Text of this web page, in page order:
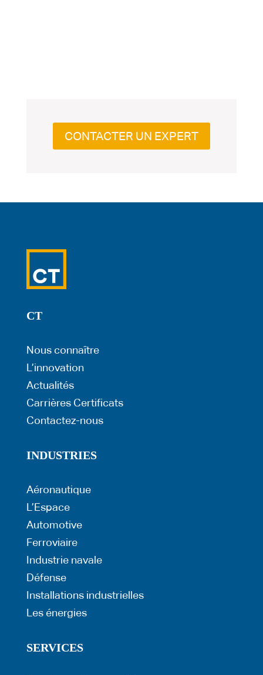
CONTACTER UN EXPERT
CT
Nous connaître
L’innovation
Actualités
CarrièresCertificats
Contactez-nous
INDUSTRIES
Aéronautique
L’Espace
Automotive
Ferroviaire
Industrie navale
Défense
Installations industrielles
Les énergies
SERVICES